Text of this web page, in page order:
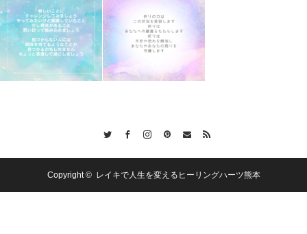
Copyright © レイキで人生を変えるヒーリングハーツ熊本